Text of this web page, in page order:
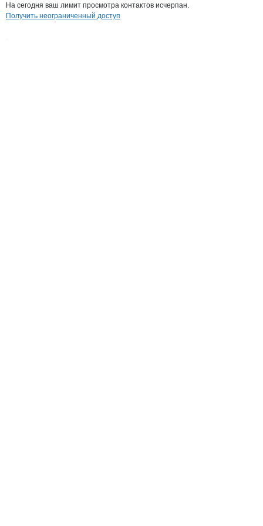
На сегодня ваш лимит просмотра контактов исчерпан.
Получить неограниченный доступ